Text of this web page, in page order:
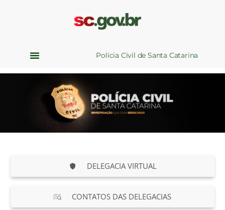
Polícia Civil de Santa Catarina
DELEGACIA VIRTUAL
CONTATOS DAS DELEGACIAS